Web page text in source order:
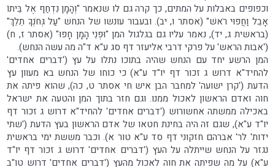
וכפופים באבלות על המתים, כך קרה גם לו שנאמר "וְהָמָן נִדְחַף אֶל בֵּיתוֹ
אָבֵל וַחֲפוּי רֹאשׁ" (אסתר ו, יב). ובעבור עונשו של הנחש "עַל גְּחֹנְךָ תֵלֵךְ"
(בראשית ג, יד), נאמר עליו גם בגלגול המן "וּפְנֵי הָמָן חָפוּ" (אסתר ז, ח)
('אבות הראש' על פרקי דרבי אליעזר דף סג ע"א ד"ה מה עשה הנחש).
המן הרשע יחד עם הנחש שהיה בתוכו נתלו על עץ ('דברים אחדים'
להחיד"א דרוש ג זכור דף יו"ד ע"א) כי כוחו של הנחש בא מעוון עץ
הדעת ('קרן ישועה' למחבר הבן איש חי אסתר ט, כה), שהוא פיתה את
חוה ואדם הראשון לאכול ממנו. וגם חזר בתוך המן והטעה את ישראל
באכילה ממשתה אחשורוש ('דברים אחדים' להחיד"א דרוש ג זכור דף
יו"ד ע"א), שגם זה היה בחינת חטאו של אדם הראשון בעץ הדעת ('שתי
ידות' לר' אברהם חזקוני דף סד ע"א טור א). וכבר מששת ימי בראשית
נגזר על הנחש שייתלה על העץ ('דברים אחדים' דרוש ג זכור דף יו"ד
ע"א) על מה שפיתה את חוה לאכול מהעץ ('דברים אחדים' דרוש טו"ב